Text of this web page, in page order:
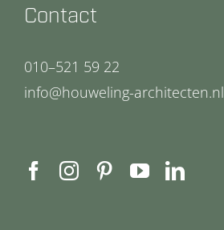
Contact
010–521 59 22
info@houweling-architecten.nl